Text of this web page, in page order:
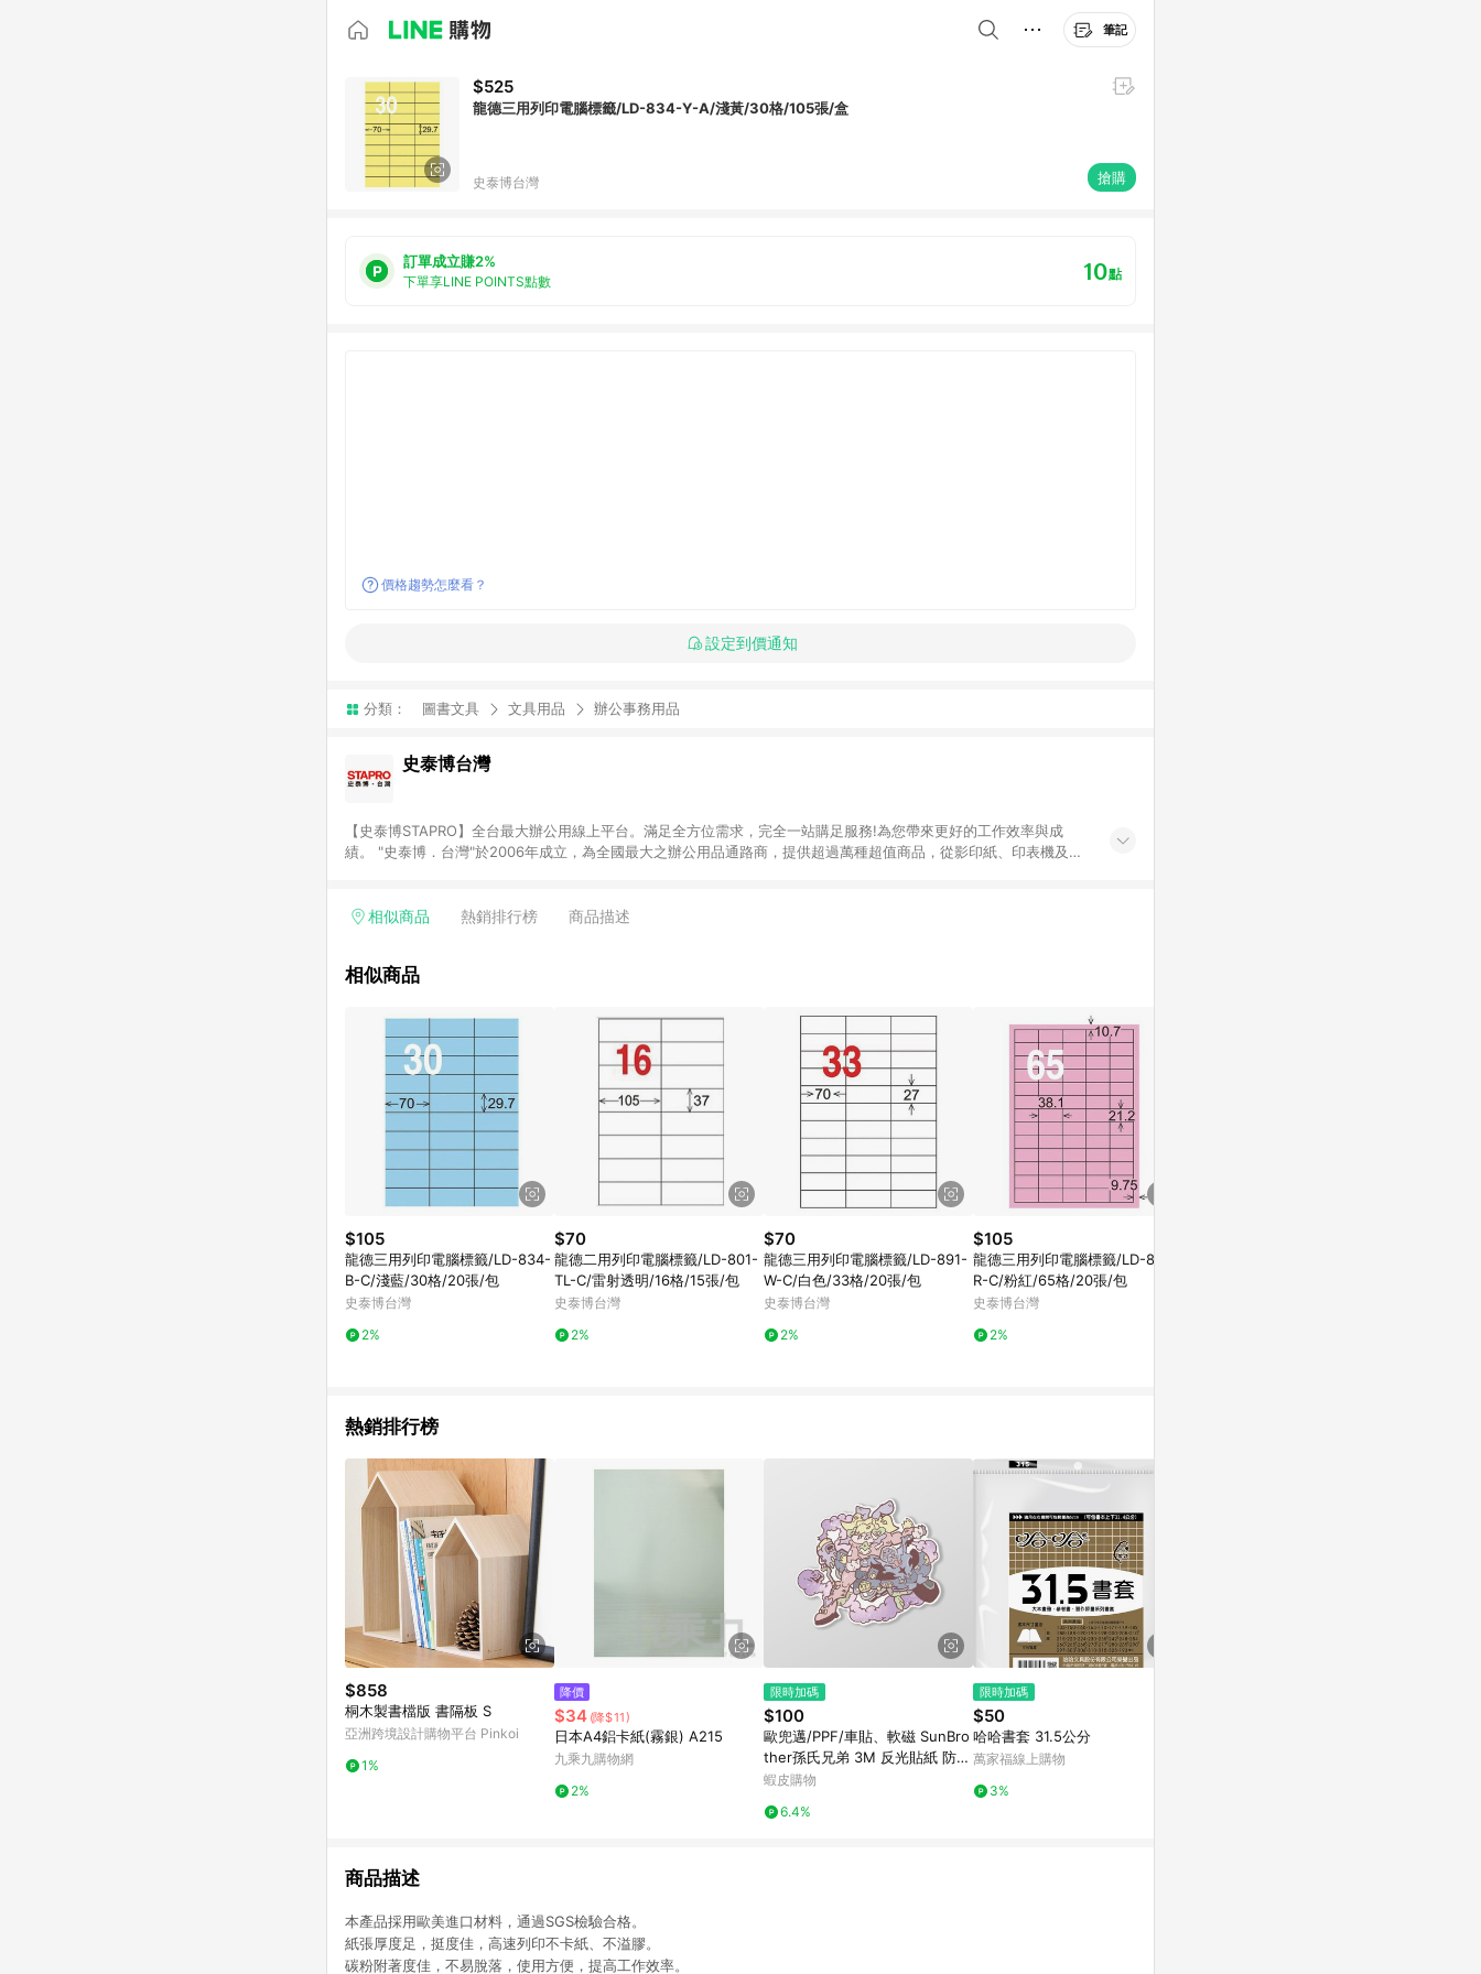
筆記
$525
龍德三用列印電腦標籤/LD-834-Y-A/淺黃/30格/105張/盒
史泰博台灣 搶購
訂單成立賺2%
下單享LINE POINTS點數 10點
價格趨勢怎麼看？
設定到價通知
分類： 圖書文具 文具用品 辦公事務用品
史泰博台灣
【史泰博STAPRO】全台最大辦公用線上平台。滿足全方位需求，完全一站購足服務!為您帶來更好的工作效率與成
績。 "史泰博．台灣"於2006年成立，為全國最大之辦公用品通路商，提供超過萬種超值商品，從影印紙、印表機及耗
結帳才享有回饋。 (2) 訂單未滿免運門檻750元會收取80元運費。
相似商品 熱銷排行榜 商品描述
相似商品
$105
龍德三用列印電腦標籤/LD-834-
B-C/淺藍/30格/20張/包
史泰博台灣
2%
$70
龍德二用列印電腦標籤/LD-801-
TL-C/雷射透明/16格/15張/包
史泰博台灣
2%
$70
龍德三用列印電腦標籤/LD-891-
W-C/白色/33格/20張/包
史泰博台灣
2%
$105
龍德三用列印電腦標籤/LD-806-
R-C/粉紅/65格/20張/包
史泰博台灣
2%
熱銷排行榜
$858
桐木製書檔版 書隔板 S
亞洲跨境設計購物平台 Pinkoi
1%
降價
$34 (降$11)
日本A4鋁卡紙(霧銀) A215
九乘九購物網
2%
限時加碼
$100
歐兜邁/PPF/車貼、軟磁 SunBro
ther孫氏兄弟 3M 反光貼紙 防水
貼紙 車貼貼紙 軟性磁貼
蝦皮購物
6.4%
限時加碼
$50
哈哈書套 31.5公分
萬家福線上購物
3%
商品描述
本產品採用歐美進口材料，通過SGS檢驗合格。
紙張厚度足，挺度佳，高速列印不卡紙、不溢膠。
碳粉附著度佳，不易脫落，使用方便，提高工作效率。